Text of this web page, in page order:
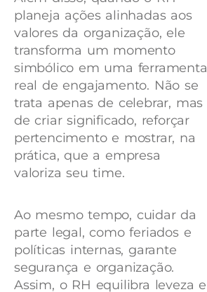
planeja ações alinhadas aos
valores da organização, ele
transforma um momento
simbólico em uma ferramenta
real de engajamento. Não se
trata apenas de celebrar, mas
de criar significado, reforçar
pertencimento e mostrar, na
prática, que a empresa
valoriza seu time.
Ao mesmo tempo, cuidar da
parte legal, como feriados e
políticas internas, garante
segurança e organização.
Assim, o RH equilibra leveza e